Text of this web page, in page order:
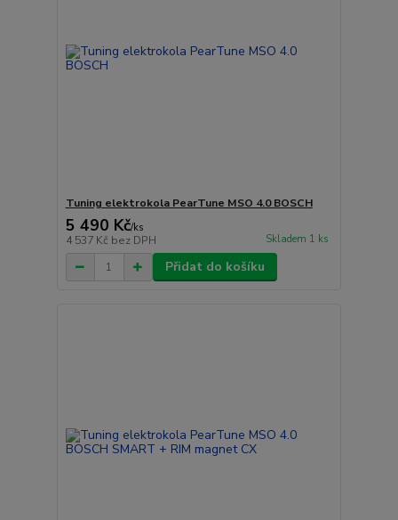
Tuning elektrokola PearTune MSO 4.0 BOSCH
5 490 Kč/ks
4 537 Kč bez DPH Skladem 1 ks
Přidat do košíku